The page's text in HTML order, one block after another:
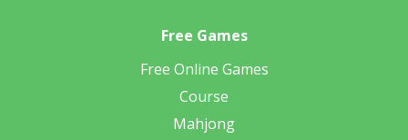
Free Games
Free Online Games
Course
Mahjong